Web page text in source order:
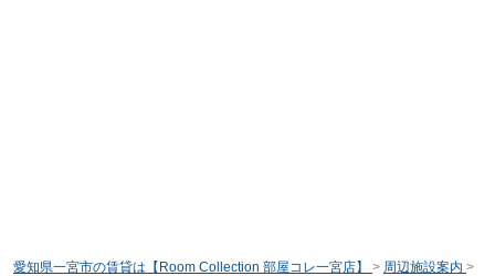
愛知県一宮市の賃貸は【Room Collection 部屋コレ一宮店】 > 周辺施設案内 >